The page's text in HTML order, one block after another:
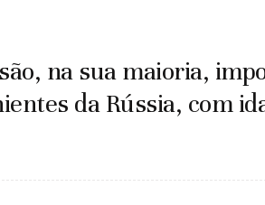
na sua maioria,
da Rússia, com